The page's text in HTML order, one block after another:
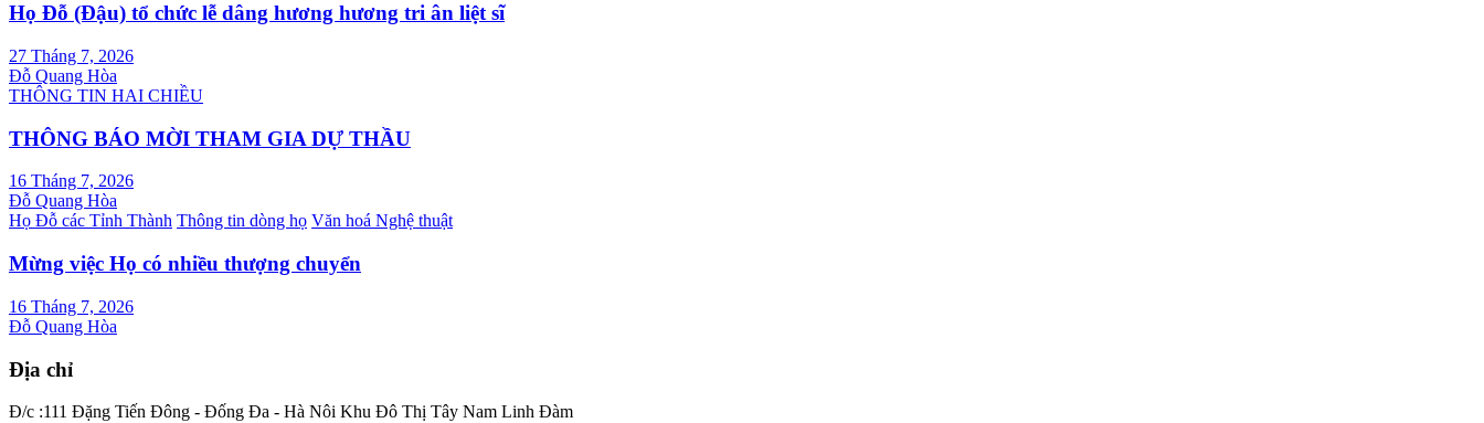
Họ Đỗ (Đậu) tổ chức lễ dâng hương hương tri ân liệt sĩ
27 Tháng 7, 2026
Đỗ Quang Hòa
THÔNG TIN HAI CHIỀU
THÔNG BÁO MỜI THAM GIA DỰ THẦU
16 Tháng 7, 2026
Đỗ Quang Hòa
Họ Đỗ các Tỉnh Thành Thông tin dòng họ Văn hoá Nghệ thuật
Mừng việc Họ có nhiều thượng chuyển
16 Tháng 7, 2026
Đỗ Quang Hòa
Địa chỉ
Đ/c :111 Đặng Tiến Đông - Đống Đa - Hà Nôi Khu Đô Thị Tây Nam Linh Đàm